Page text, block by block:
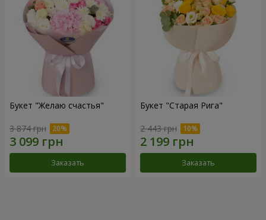
Букет "Желаю счастья"
3 874 грн
Заказать
Букет "Старая Рига"
2 443 грн
Заказать